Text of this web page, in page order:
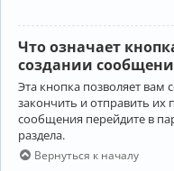
Что означает
создании
Эта кнопка позволяет вам
закончить и отправить их
сообщения перейдите в
раздела.
Вернуться к началу